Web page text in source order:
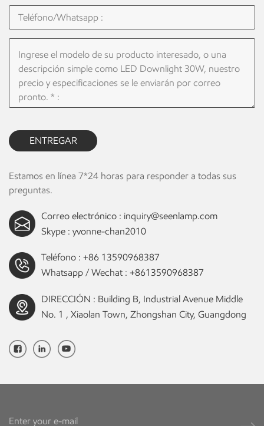
ENTREGAR
Estamos en línea 7*24 horas para responder a todas sus
preguntas.
Correo electrónico : inquiry@seenlamp.com
Skype : yvonne-chan2010
Teléfono : +86 13590968387
Whatsapp / Wechat : +8613590968387
DIRECCIÓN : Building B, Industrial Avenue Middle
No. 1 , Xiaolan Town, Zhongshan City, Guangdong